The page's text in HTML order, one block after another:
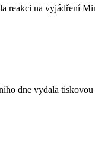
reakci na vyjádření
dne vydala